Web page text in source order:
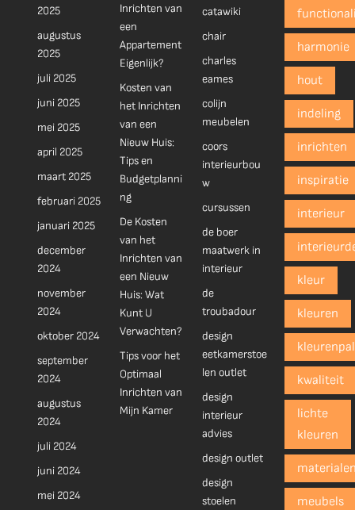
2025
augustus
2025
juli 2025
juni 2025
mei 2025
april 2025
maart 2025
februari 2025
januari 2025
december
2024
november
2024
oktober 2024
september
2024
augustus
2024
juli 2024
juni 2024
mei 2024
Inrichten van
een
Appartement
Eigenlijk?
Kosten van
het Inrichten
van een
Nieuw Huis:
Tips en
Budgetplanni
ng
De Kosten
van het
Inrichten van
een Nieuw
Huis: Wat
Kunt U
Verwachten?
Tips voor het
Optimaal
Inrichten van
Mijn Kamer
catawiki
chair
charles
eames
colijn
meubelen
coors
interieurbou
w
cursussen
de boer
maatwerk in
interieur
de
troubadour
design
eetkamerstoe
len outlet
design
interieur
advies
design outlet
design
stoelen
harmonie
hout
indeling
inrichten
inspiratie
interieur
kleur
kleuren
kwaliteit
lichte
kleuren
meubels